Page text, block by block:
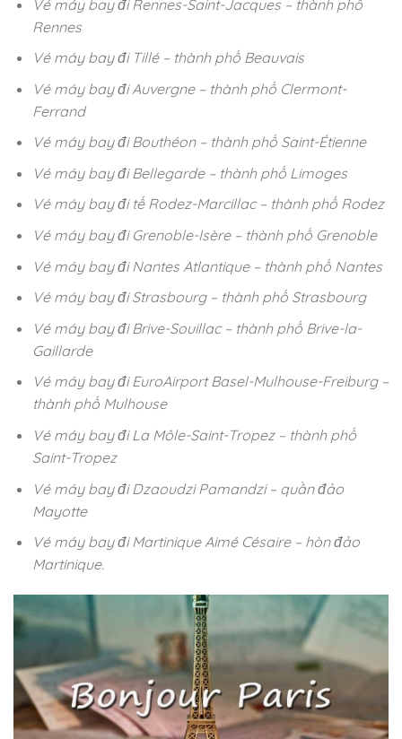
Vé máy bay đi Rennes-Saint-Jacques – thành phố
Rennes
Vé máy bay đi Tillé – thành phố Beauvais
Vé máy bay đi Auvergne – thành phố Clermont-
Ferrand
Vé máy bay đi Bouthéon – thành phố Saint-Étienne
Vé máy bay đi Bellegarde – thành phố Limoges
Vé máy bay đi tế Rodez-Marcillac – thành phố Rodez
Vé máy bay đi Grenoble-Isère – thành phố Grenoble
Vé máy bay đi Nantes Atlantique – thành phố Nantes
Vé máy bay đi Strasbourg – thành phố Strasbourg
Vé máy bay đi Brive-Souillac – thành phố Brive-la-
Gaillarde
Vé máy bay đi EuroAirport Basel-Mulhouse-Freiburg –
thành phố Mulhouse
Vé máy bay đi La Môle-Saint-Tropez – thành phố
Saint-Tropez
Vé máy bay đi Dzaoudzi Pamandzi – quần đảo
Mayotte
Vé máy bay đi Martinique Aimé Césaire – hòn đảo
Martinique.